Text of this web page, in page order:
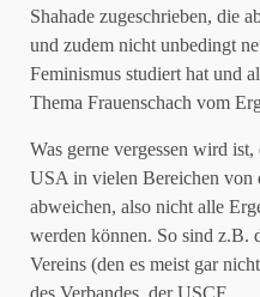
Shahade zugeschrieben, die
und zudem nicht unbedingt
Feminismus studiert hat und
Thema Frauenschach vom
Was gerne vergessen wird
USA in vielen Bereichen von
abweichen, also nicht alle
werden können. So sind z.B.
Vereins (den es meist gar
des Verbandes, der USCF.